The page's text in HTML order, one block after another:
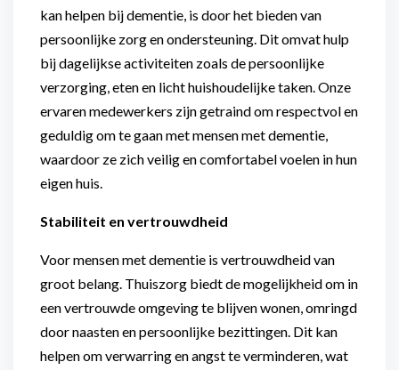
kan helpen bij dementie, is door het bieden van
persoonlijke zorg en ondersteuning. Dit omvat hulp
bij dagelijkse activiteiten zoals de persoonlijke
verzorging, eten en licht huishoudelijke taken. Onze
ervaren medewerkers zijn getraind om respectvol en
geduldig om te gaan met mensen met dementie,
waardoor ze zich veilig en comfortabel voelen in hun
eigen huis.
Stabiliteit en vertrouwdheid
Voor mensen met dementie is vertrouwdheid van
groot belang. Thuiszorg biedt de mogelijkheid om in
een vertrouwde omgeving te blijven wonen, omringd
door naasten en persoonlijke bezittingen. Dit kan
helpen om verwarring en angst te verminderen, wat